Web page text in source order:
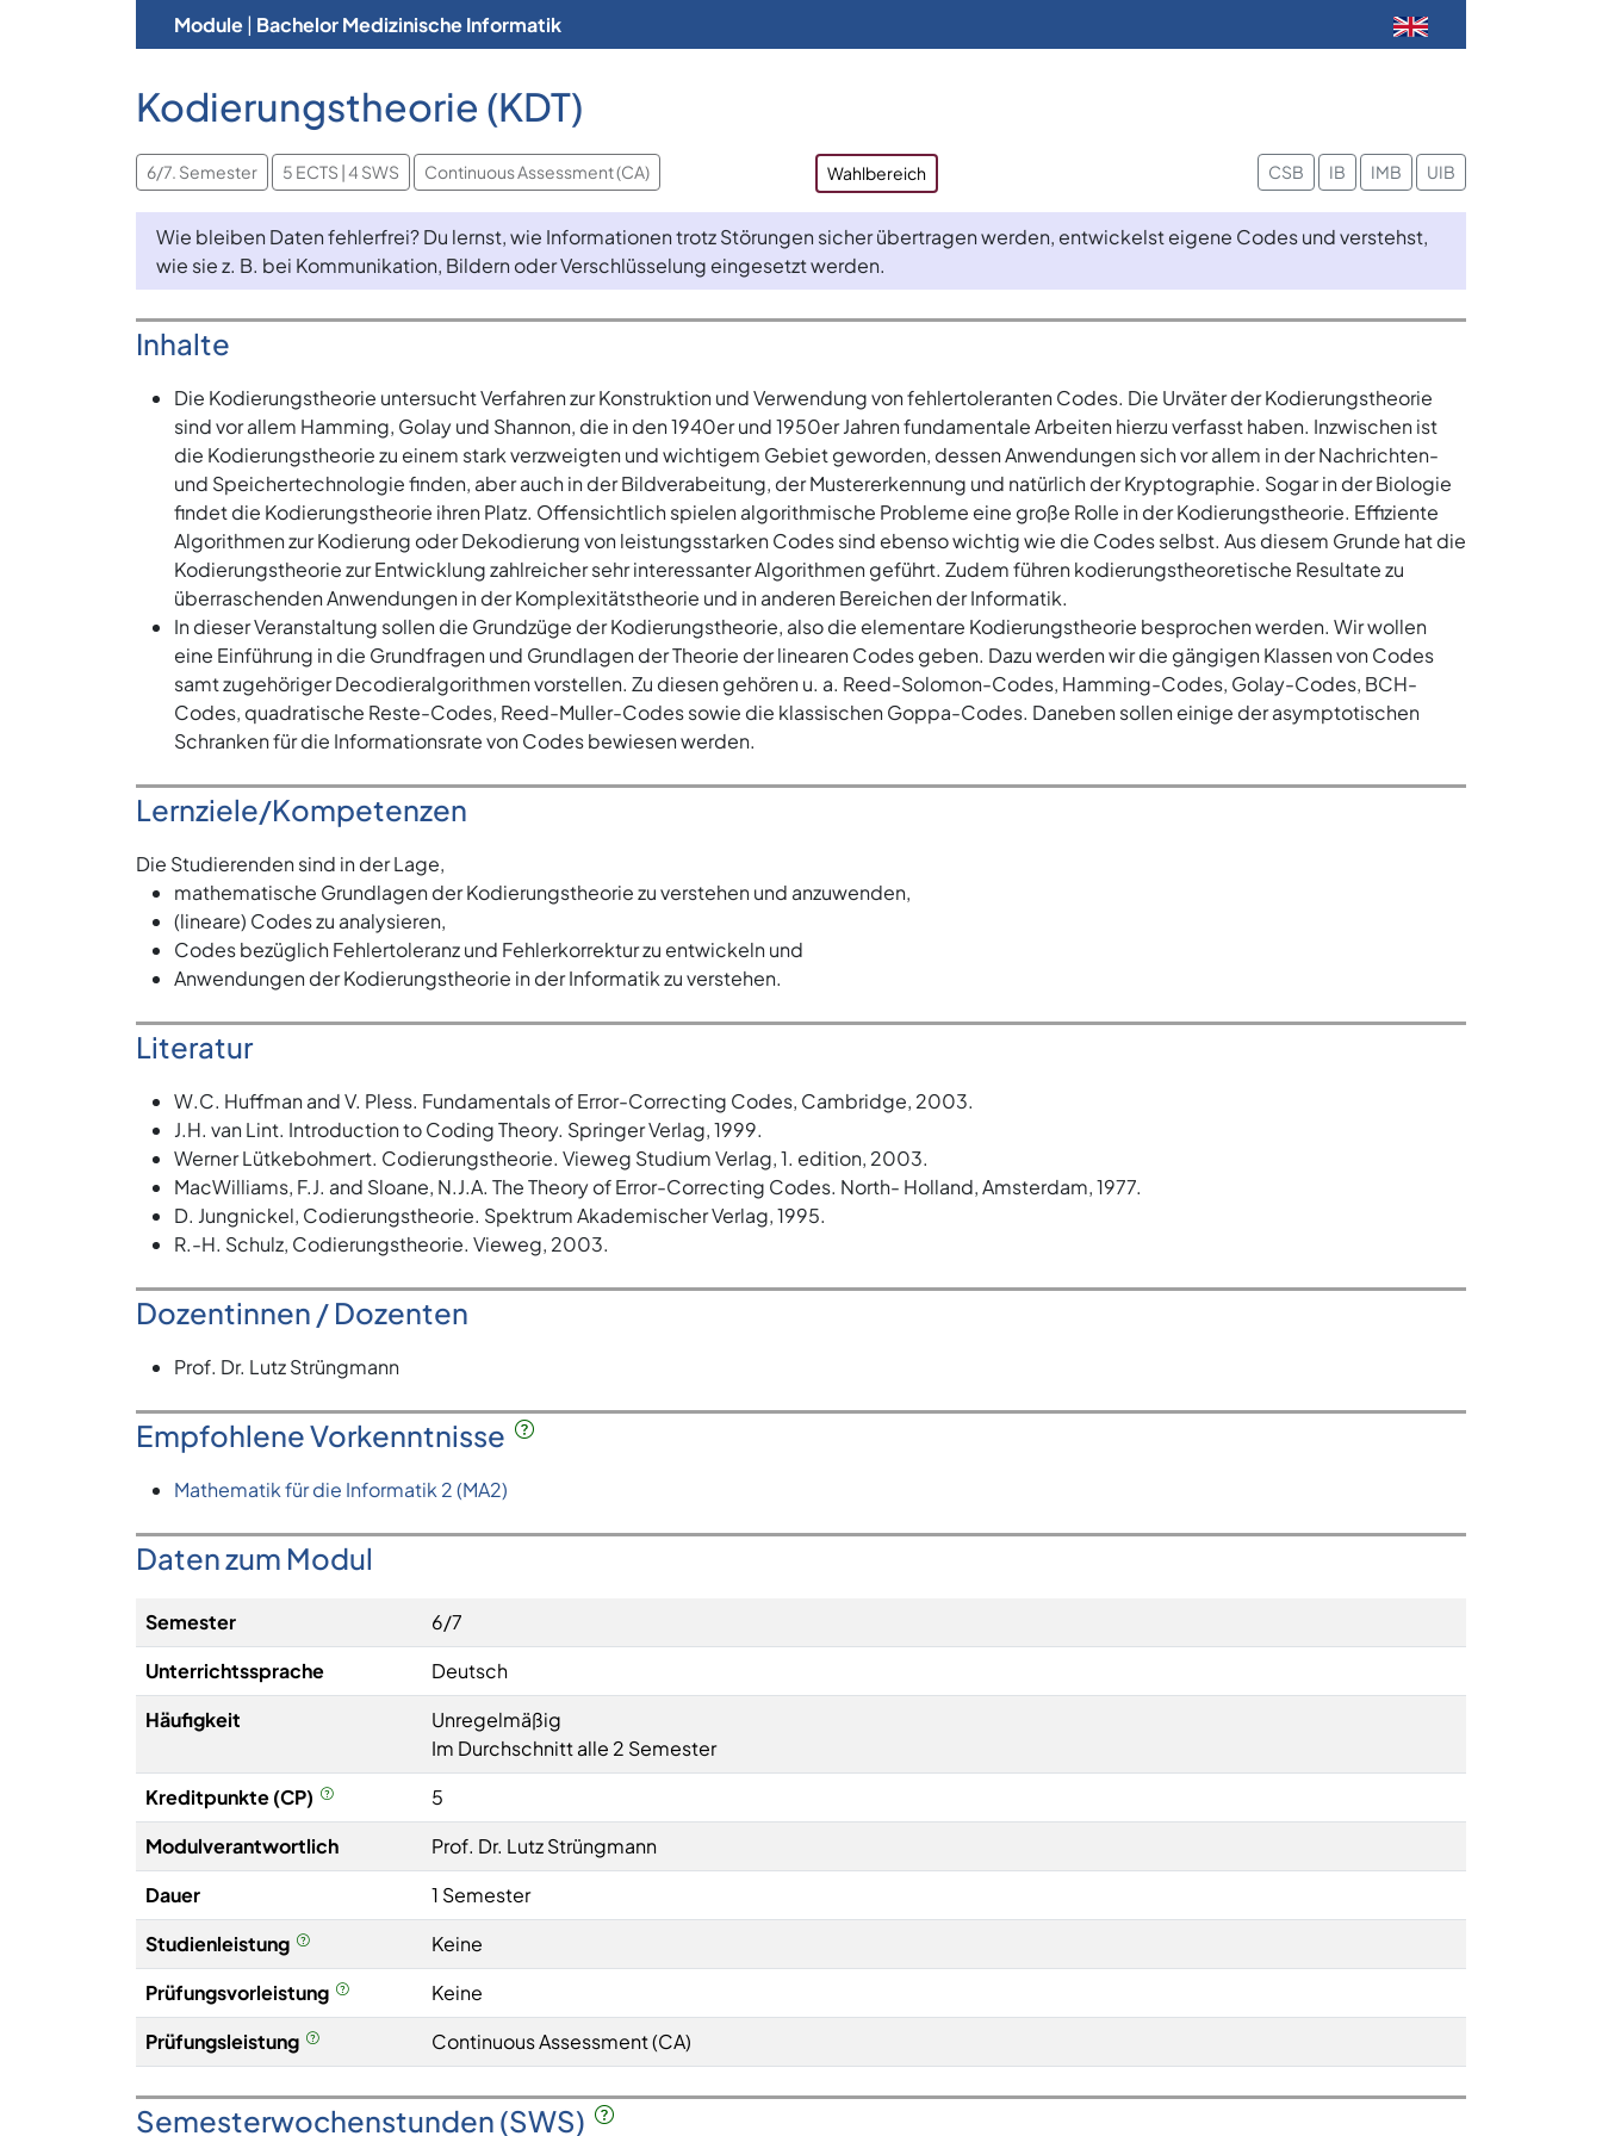
Module| Bachelor Medizinische Informatik
Kodierungstheorie (KDT)
6/7. Semester 5 ECTS | 4 SWS Continuous Assessment (CA) Wahlbereich CSB IB IMB UIB
Wie bleiben Daten fehlerfrei? Du lernst, wie Informationen trotz Störungen sicher übertragen werden, entwickelst eigene Codes und verstehst,
wie sie z. B. bei Kommunikation, Bildern oder Verschlüsselung eingesetzt werden.
Inhalte
Die Kodierungstheorie untersucht Verfahren zur Konstruktion und Verwendung von fehlertoleranten Codes. Die Urväter der Kodierungstheorie
sind vor allem Hamming, Golay und Shannon, die in den 1940er und 1950er Jahren fundamentale Arbeiten hierzu verfasst haben. Inzwischen ist
die Kodierungstheorie zu einem stark verzweigten und wichtigem Gebiet geworden, dessen Anwendungen sich vor allem in der Nachrichten-
und Speichertechnologie finden, aber auch in der Bildverabeitung, der Mustererkennung und natürlich der Kryptographie. Sogar in der Biologie
findet die Kodierungstheorie ihren Platz. Offensichtlich spielen algorithmische Probleme eine große Rolle in der Kodierungstheorie. Effiziente
Algorithmen zur Kodierung oder Dekodierung von leistungsstarken Codes sind ebenso wichtig wie die Codes selbst. Aus diesem Grunde hat die
Kodierungstheorie zur Entwicklung zahlreicher sehr interessanter Algorithmen geführt. Zudem führen kodierungstheoretische Resultate zu
überraschenden Anwendungen in der Komplexitätstheorie und in anderen Bereichen der Informatik.
In dieser Veranstaltung sollen die Grundzüge der Kodierungstheorie, also die elementare Kodierungstheorie besprochen werden. Wir wollen
eine Einführung in die Grundfragen und Grundlagen der Theorie der linearen Codes geben. Dazu werden wir die gängigen Klassen von Codes
samt zugehöriger Decodieralgorithmen vorstellen. Zu diesen gehören u. a. Reed-Solomon-Codes, Hamming-Codes, Golay-Codes, BCH-
Codes, quadratische Reste-Codes, Reed-Muller-Codes sowie die klassischen Goppa-Codes. Daneben sollen einige der asymptotischen
Schranken für die Informationsrate von Codes bewiesen werden.
Lernziele/Kompetenzen
Die Studierenden sind in der Lage,
mathematische Grundlagen der Kodierungstheorie zu verstehen und anzuwenden,
(lineare) Codes zu analysieren,
Codes bezüglich Fehlertoleranz und Fehlerkorrektur zu entwickeln und
Anwendungen der Kodierungstheorie in der Informatik zu verstehen.
Literatur
W.C. Huffman and V. Pless. Fundamentals of Error-Correcting Codes, Cambridge, 2003.
J.H. van Lint. Introduction to Coding Theory. Springer Verlag, 1999.
Werner Lütkebohmert. Codierungstheorie. Vieweg Studium Verlag, 1. edition, 2003.
MacWilliams, F.J. and Sloane, N.J.A. The Theory of Error-Correcting Codes. North- Holland, Amsterdam, 1977.
D. Jungnickel, Codierungstheorie. Spektrum Akademischer Verlag, 1995.
R.-H. Schulz, Codierungstheorie. Vieweg, 2003.
Dozentinnen / Dozenten
Prof. Dr. Lutz Strüngmann
Empfohlene Vorkenntnisse
Mathematik für die Informatik 2 (MA2)
Daten zum Modul
Semester
6/7
Unterrichtssprache
Deutsch
Häufigkeit
Unregelmäßig
Im Durchschnitt alle 2 Semester
Kreditpunkte (CP)
5
Modulverantwortlich
Prof. Dr. Lutz Strüngmann
Dauer
1 Semester
Studienleistung
Keine
Prüfungsvorleistung
Keine
Prüfungsleistung
Continuous Assessment (CA)
Semesterwochenstunden (SWS)